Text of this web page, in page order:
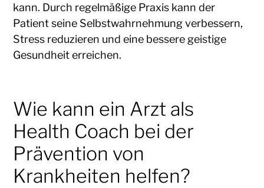
kann. Durch regelmäßige Praxis kann der
Patient seine Selbstwahrnehmung verbessern,
Stress reduzieren und eine bessere geistige
Gesundheit erreichen.
Wie kann ein Arzt als
Health Coach bei der
Prävention von
Krankheiten helfen?